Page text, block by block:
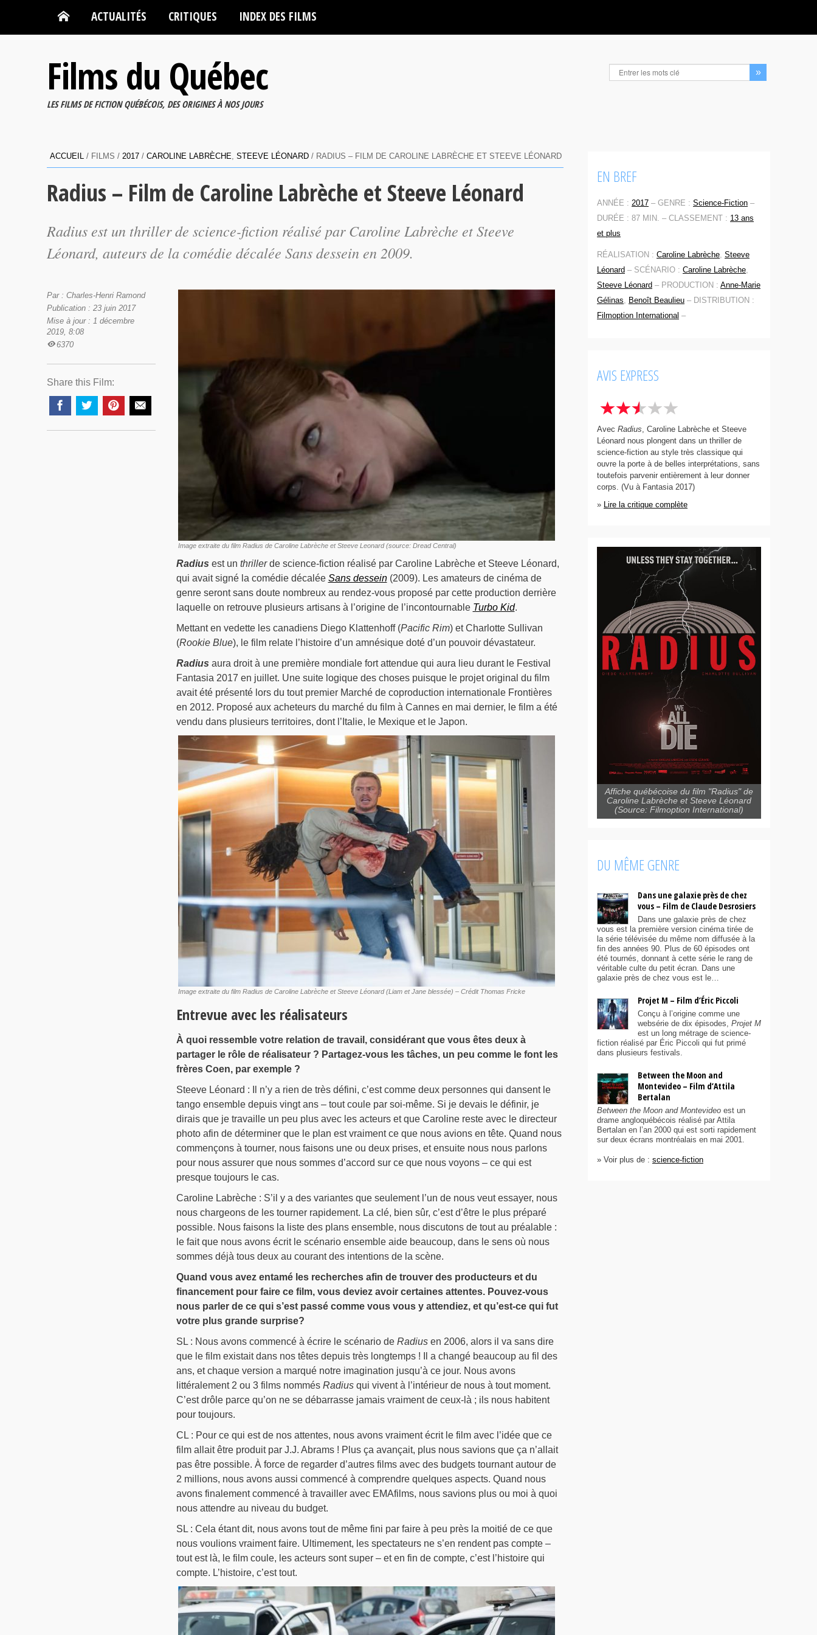
ACTUALITÉS CRITIQUES INDEX DES FILMS
Films du Québec
LES FILMS DE FICTION QUÉBÉCOIS, DES ORIGINES À NOS JOURS
ACCUEIL / FILMS / 2017 / CAROLINE LABRÈCHE, STEEVE LÉONARD / RADIUS – FILM DE CAROLINE LABRÈCHE ET STEEVE LÉONARD
Radius – Film de Caroline Labrèche et Steeve Léonard
Radiusest un thrillerde science-fiction réalisé par Caroline Labrèche et Steeve
Léonard, auteurs de la comédie décalée Sans dessein en 2009.
Par : Charles-Henri Ramond
Publication : 23 juin 2017
Mise à jour : 1 décembre
2019, 8:08
6370
Share this Film:
Image extraite du film Radius de Caroline Labrèche et Steeve Leonard (source: Dread Central)
Radius est un thrillerde science-fiction réalisé par Caroline Labrèche et Steeve Léonard,
qui avait signé la comédie décalée Sans dessein(2009). Les amateurs de cinéma de
genre seront sans doute nombreux au rendez-vous proposé par cette production derrière
laquelle on retrouve plusieurs artisans à l’origine de l’incontournable Turbo Kid.
Mettant en vedette les canadiens Diego Klattenhoff (Pacific Rim) et Charlotte Sullivan
(Rookie Blue), le film relate l’histoire d’un amnésique doté d’un pouvoir dévastateur.
Radius aura droit à une première mondiale fort attendue qui aura lieu durant le Festival
Fantasia 2017 en juillet. Une suite logique des choses puisque le projet original du film
avait été présenté lors du tout premier Marché de coproduction internationale Frontières
en 2012. Proposé aux acheteurs du marché du film à Cannes en mai dernier, le film a été
vendu dans plusieurs territoires, dont l’Italie, le Mexique et le Japon.
Image extraite du film Radius de Caroline Labrèche et Steeve Léonard (Liam et Jane blessée) – Crédit Thomas Fricke
Entrevue avec les réalisateurs
À quoi ressemble votre relation de travail, considérant que vous êtes deux à
partager le rôle de réalisateur ? Partagez-vous les tâches, un peu comme le font les
frères Coen, par exemple ?
Steeve Léonard : Il n’y a rien de très défini, c’est comme deux personnes qui dansent le
tango ensemble depuis vingt ans – tout coule par soi-même. Si je devais le définir, je
dirais que je travaille un peu plus avec les acteurs et que Caroline reste avec le directeur
photo afin de déterminer que le plan est vraiment ce que nous avions en tête. Quand nous
commençons à tourner, nous faisons une ou deux prises, et ensuite nous nous parlons
pour nous assurer que nous sommes d’accord sur ce que nous voyons – ce qui est
presque toujours le cas.
Caroline Labrèche : S’il y a des variantes que seulement l’un de nous veut essayer, nous
nous chargeons de les tourner rapidement. La clé, bien sûr, c’est d’être le plus préparé
possible. Nous faisons la liste des plans ensemble, nous discutons de tout au préalable :
le fait que nous avons écrit le scénario ensemble aide beaucoup, dans le sens où nous
sommes déjà tous deux au courant des intentions de la scène.
Quand vous avez entamé les recherches afin de trouver des producteurs et du
financement pour faire ce film, vous deviez avoir certaines attentes. Pouvez-vous
nous parler de ce qui s’est passé comme vous vous y attendiez, et qu’est-ce qui fut
votre plus grande surprise?
SL : Nous avons commencé à écrire le scénario de Radiusen 2006, alors il va sans dire
que le film existait dans nos têtes depuis très longtemps ! Il a changé beaucoup au fil des
ans, et chaque version a marqué notre imagination jusqu’à ce jour. Nous avons
littéralement 2 ou 3 films nommés Radiusqui vivent à l’intérieur de nous à tout moment.
C’est drôle parce qu’on ne se débarrasse jamais vraiment de ceux-là ; ils nous habitent
pour toujours.
CL : Pour ce qui est de nos attentes, nous avons vraiment écrit le film avec l’idée que ce
film allait être produit par J.J. Abrams ! Plus ça avançait, plus nous savions que ça n’allait
pas être possible. À force de regarder d’autres films avec des budgets tournant autour de
2 millions, nous avons aussi commencé à comprendre quelques aspects. Quand nous
avons finalement commencé à travailler avec EMAfilms, nous savions plus ou moi à quoi
nous attendre au niveau du budget.
SL : Cela étant dit, nous avons tout de même fini par faire à peu près la moitié de ce que
nous voulions vraiment faire. Ultimement, les spectateurs ne s’en rendent pas compte –
tout est là, le film coule, les acteurs sont super – et en fin de compte, c’est l’histoire qui
compte. L’histoire, c’est tout.
EN BREF
ANNÉE : 2017 – GENRE : Science-Fiction –
DURÉE : 87 MIN. – CLASSEMENT : 13 ans
et plus
RÉALISATION : Caroline Labrèche, Steeve
Léonard – SCÉNARIO : Caroline Labrèche,
Steeve Léonard – PRODUCTION : Anne-Marie
Gélinas, Benoît Beaulieu – DISTRIBUTION :
Filmoption International –
AVIS EXPRESS
Avec Radius, Caroline Labrèche et Steeve
Léonard nous plongent dans un thriller de
science-fiction au style très classique qui
ouvre la porte à de belles interprétations, sans
toutefois parvenir entièrement à leur donner
corps. (Vu à Fantasia 2017)
» Lire la critique complète
Affiche québécoise du film "Radius" de
Caroline Labrèche et Steeve Léonard
(Source: Filmoption International)
DU MÊME GENRE
Dans une galaxie près de chez
vous – Film de Claude Desrosiers
Dans une galaxie près de chez
vous est la première version cinéma tirée de
la série télévisée du même nom diffusée à la
fin des années 90. Plus de 60 épisodes ont
été tournés, donnant à cette série le rang de
véritable culte du petit écran. Dans une
galaxie près de chez vous est le…
Projet M – Film d’Éric Piccoli
Conçu à l’origine comme une
websérie de dix épisodes, Projet M
est un long métrage de science-
fiction réalisé par Éric Piccoli qui fut primé
dans plusieurs festivals.
Between the Moon and
Montevideo – Film d’Attila
Bertalan
Between the Moon and Montevideo est un
drame angloquébécois réalisé par Attila
Bertalan en l’an 2000 qui est sorti rapidement
sur deux écrans montréalais en mai 2001.
» Voir plus de : science-fiction